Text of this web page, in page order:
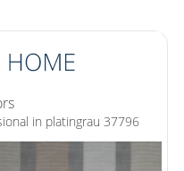
in platingrau 37796